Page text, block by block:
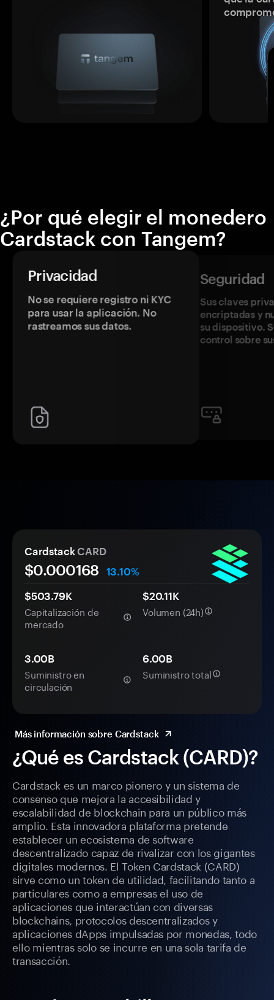
¿Por qué elegir el monedero
Cardstack con Tangem?
Privacidad
No se requiere registro ni KYC
para usar la aplicación. No
rastreamos sus datos.
Seguridad
Sus claves
encriptadas y
su dispositivo.
control sobre
¿Qué es Cardstack (CARD)?
Cardstack es un marco pionero y un sistema de
consenso que mejora la accesibilidad y
escalabilidad de blockchain para un público más
amplio. Esta innovadora plataforma pretende
establecer un ecosistema de software
descentralizado capaz de rivalizar con los gigantes
digitales modernos. El Token Cardstack (CARD)
sirve como un token de utilidad, facilitando tanto a
particulares como a empresas el uso de
aplicaciones que interactúan con diversas
blockchains, protocolos descentralizados y
aplicaciones dApps impulsadas por monedas, todo
ello mientras solo se incurre en una sola tarifa de
transacción.
CardstackCARD
$0.000168
13.10%
$503.79K
Capitalización de
mercado
$20.11K
Volumen (24h)
3.00B
Suministro en
circulación
6.00B
Suministro total
Más información sobre Cardstack